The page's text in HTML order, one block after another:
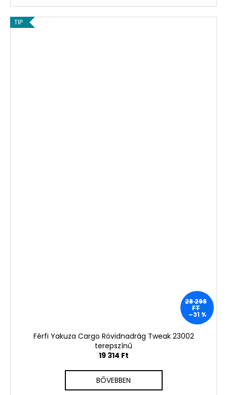
TIP
28 298
FT
–31 %
Férfi Yakuza Cargo Rövidnadrág Tweak 23002
terepszínű
19 314 Ft
BŐVEBBEN